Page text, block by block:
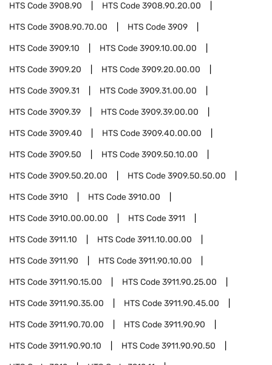
HTS Code3908.90 HTS Code3908.90.20.00
HTS Code3908.90.70.00 HTS Code3909
HTS Code3909.10 HTS Code3909.10.00.00
HTS Code3909.20 HTS Code3909.20.00.00
HTS Code3909.31 HTS Code3909.31.00.00
HTS Code3909.39 HTS Code3909.39.00.00
HTS Code3909.40 HTS Code3909.40.00.00
HTS Code3909.50 HTS Code3909.50.10.00
HTS Code3909.50.20.00 HTS Code3909.50.50.00
HTS Code3910 HTS Code3910.00
HTS Code3910.00.00.00 HTS Code3911
HTS Code3911.10 HTS Code3911.10.00.00
HTS Code3911.90 HTS Code3911.90.10.00
HTS Code3911.90.15.00 HTS Code3911.90.25.00
HTS Code3911.90.35.00 HTS Code3911.90.45.00
HTS Code3911.90.70.00 HTS Code3911.90.90
HTS Code3911.90.90.10 HTS Code3911.90.90.50